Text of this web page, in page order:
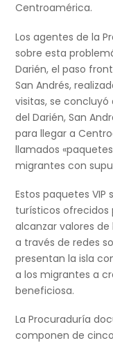
Centroamérica.
Los agentes de la
sobre esta
Darién, el paso
San Andrés,
visitas, se concluyó
del Darién, San
para llegar a
llamados
migrantes con
Estos paquetes
turísticos ofrecidos
alcanzar valores
a través de redes
presentan la isla
a los migrantes a
beneficiosa.
La Procuraduría
componen de